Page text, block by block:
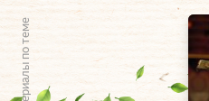
Материалы по теме